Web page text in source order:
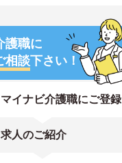
護職に
相談下さい！
マイナビ介護職にご登録
求人のご紹介